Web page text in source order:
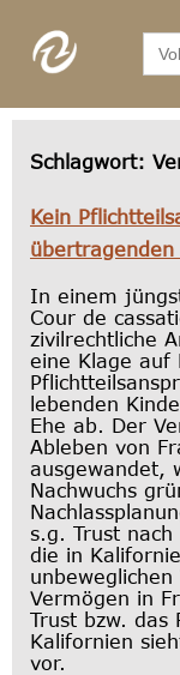
for:
Schlagwort:
Kein
In einem
Cour de
zivilrechtliche
eine Klage auf
lebenden
Ehe ab. Der
Ableben von
ausgewandet,
Nachwuchs
s.g. Trust
die in
Vermögen in
Trust bzw. das
Kalifornien
vor.